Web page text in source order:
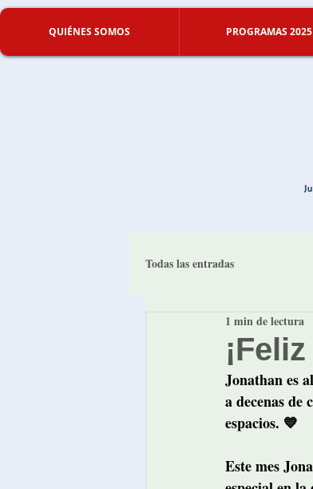
QUIÉNES SOMOS PROGRAMAS 2025
Todas las entradas
1 min de lectura
Jonathan es
a decenas de
espacios. 💙
Este mes